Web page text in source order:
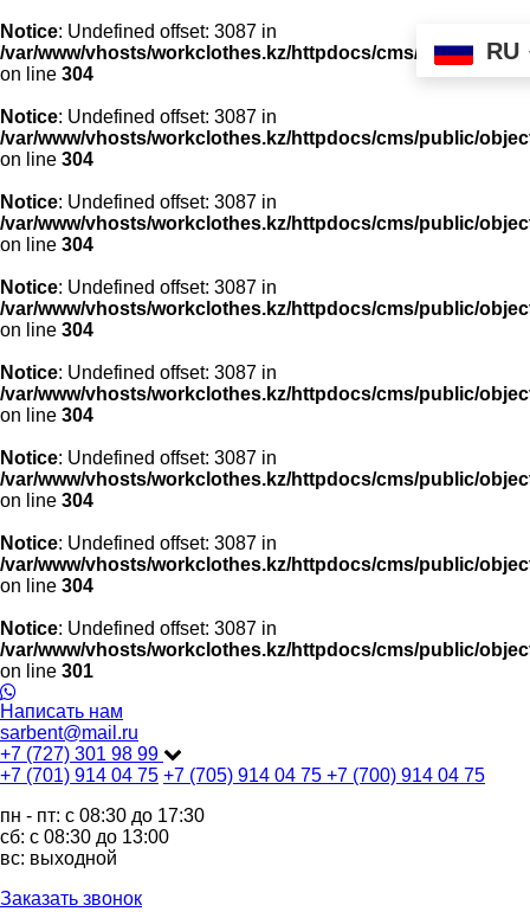
Notice: Undefined offset: 3087 in
/var/www/vhosts/workclothes.kz/httpdocs/cms/public/
on line 304
Notice: Undefined offset: 3087 in
/var/www/vhosts/workclothes.kz/httpdocs/cms/public/
on line 304
Notice: Undefined offset: 3087 in
/var/www/vhosts/workclothes.kz/httpdocs/cms/public/
on line 304
Notice: Undefined offset: 3087 in
/var/www/vhosts/workclothes.kz/httpdocs/cms/public/
on line 304
Notice: Undefined offset: 3087 in
/var/www/vhosts/workclothes.kz/httpdocs/cms/public/
on line 304
Notice: Undefined offset: 3087 in
/var/www/vhosts/workclothes.kz/httpdocs/cms/public/
on line 304
Notice: Undefined offset: 3087 in
/var/www/vhosts/workclothes.kz/httpdocs/cms/public/
on line 304
Notice: Undefined offset: 3087 in
/var/www/vhosts/workclothes.kz/httpdocs/cms/public/
on line 301
Написать нам
sarbent@mail.ru
+7 (727) 301 98 99
+7 (701) 914 04 75 +7 (705) 914 04 75 +7 (700) 914 04 75
пн - пт: c 08:30 до 17:30
сб: c 08:30 до 13:00
вс: выходной
Заказать звонок
RU